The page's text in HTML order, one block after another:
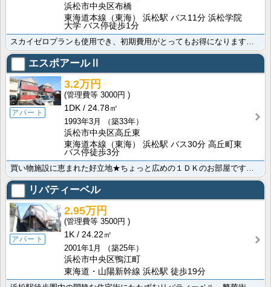
浜松市中央区布橋
東海道本線（東海） 浜松駅 バス11分 浜松学院
大学 バス停徒歩1分
スカイゼロプランも使用でき、初期費用がとってもお得になります★静岡大学の学生さんにオススメ！嬉しい無･･･
エスポアールⅡ
アパート
3.2万円
3000円
1DK
24.78㎡
1993年3月
（築33年）
浜松市中央区高丘東
東海道本線（東海） 浜松駅 バス30分 高丘町東
バス停徒歩3分
買い物施設に恵まれた好立地★ちょっと広めの１ＤＫのお部屋です。家賃も初期費用も抑えて、新生活を始めま･･･
リバティーベル
アパート
2.95万円
3500円
1K
24.22㎡
2001年1月
（築25年）
浜松市中央区鴨江町
東海道・山陽新幹線 浜松駅 徒歩19分